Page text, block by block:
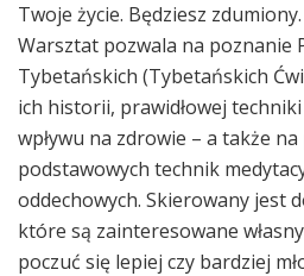
Twoje życie. Będziesz zdumiony.
Warsztat pozwala na poznanie
Tybetańskich (Tybetańskich
ich historii, prawidłowej
wpływu na zdrowie – a także
podstawowych technik
oddechowych. Skierowany jest
które są zainteresowane
poczuć się lepiej czy bardziej